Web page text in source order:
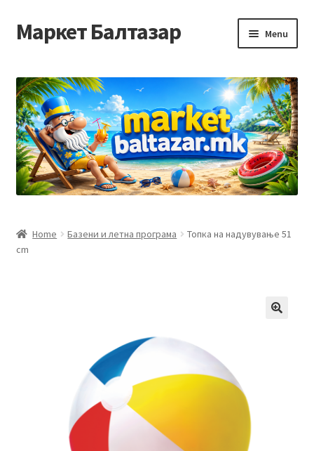
Skip
to
Skip
to
Маркет Балтазар Menu
Checkout
Homepage
Privacy Policy
Контакт
Рекламации и замена на производ
Сите производи
Home Базени и летна програма
Топка на надувување 51
cm